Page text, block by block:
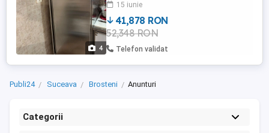
4
15 iunie
41,878 RON
52,348 RON
Telefon validat
Publi24 Suceava Brosteni Anunturi
Categorii